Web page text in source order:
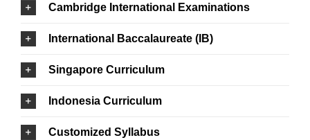
Cambridge International Examinations
International Baccalaureate (IB)
Singapore Curriculum
Indonesia Curriculum
Customized Syllabus